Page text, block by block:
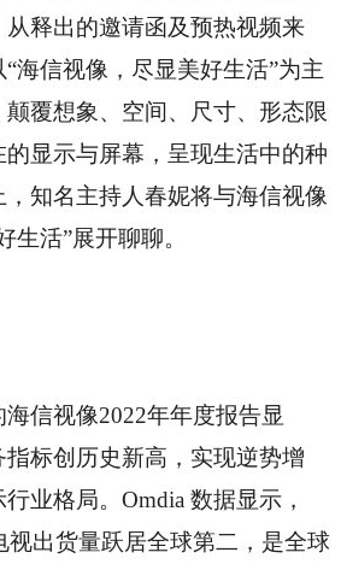
从释出的邀请函及预热视频来
海信视像，尽显美好生活”为主
覆想象、空间、尺寸、形态限
显示与屏幕，呈现生活中的种
知名主持人春妮将与海信视像
生活”展开聊聊。
信视像2022年年度报告显
标创历史新高，实现逆势增
业格局。Omdia 数据显示，
视出货量跃居全球第二，是全球